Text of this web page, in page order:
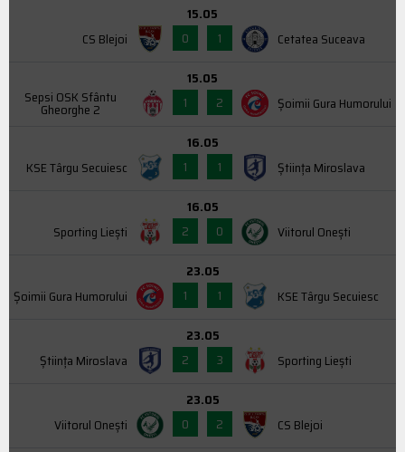
CS Blejoi
15.05
0
1 Cetatea Suceava
Sepsi OSK Sfântu
Gheorghe 2
15.05
1
2 Şoimii Gura Humorului
KSE Târgu Secuiesc
16.05
1
1 Știința Miroslava
Sporting Liești
16.05
2
0 Viitorul Onești
Şoimii Gura Humorului
23.05
1
1 KSE Târgu Secuiesc
Știința Miroslava
23.05
2
3 Sporting Liești
Viitorul Onești
23.05
0
2 CS Blejoi